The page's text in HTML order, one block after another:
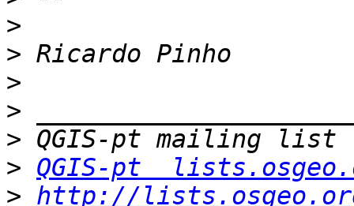
>
>
>
>
>
> QGIS-pt
> http://